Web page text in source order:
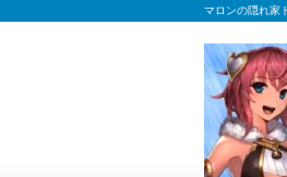
マロンの隠れ家